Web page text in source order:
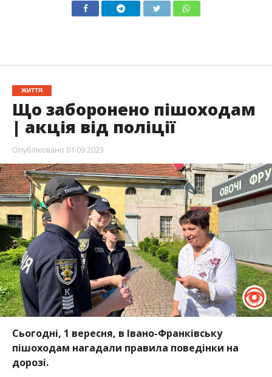
ЖИТТЯ
Що заборонено пішоходам
| акція від поліції
Опубліковано 01.09.2023
Сьогодні, 1 вересня, в Івано-Франківську
пішоходам нагадали правила поведінки на
дорозі.